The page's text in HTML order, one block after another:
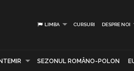
LIMBA CURSURI DESPRE NOI
SEZONUL ROMÂNO-POLON